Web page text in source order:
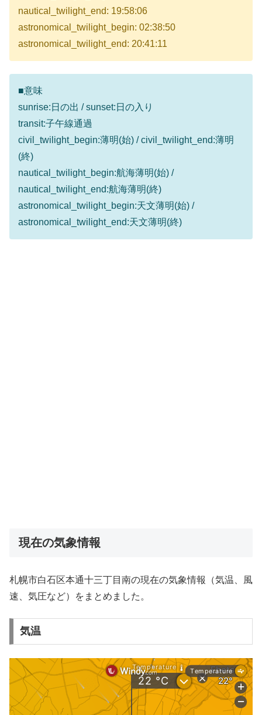
nautical_twilight_end: 19:58:06
astronomical_twilight_begin: 02:38:50
astronomical_twilight_end: 20:41:11
■意味
sunrise:日の出 / sunset:日の入り
transit:子午線通過
civil_twilight_begin:薄明(始) / civil_twilight_end:薄明
(終)
nautical_twilight_begin:航海薄明(始) /
nautical_twilight_end:航海薄明(終)
astronomical_twilight_begin:天文薄明(始) /
astronomical_twilight_end:天文薄明(終)
現在の気象情報
札幌市白石区本通十三丁目南の現在の気象情報（気温、風
速、気圧など）をまとめました。
気温